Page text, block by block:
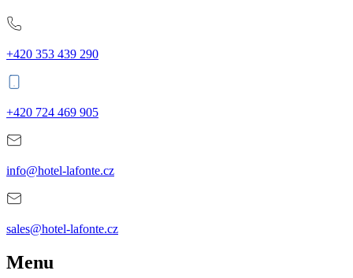
+420 353 439 290
+420 724 469 905
info@hotel-lafonte.cz
sales@hotel-lafonte.cz
Menu